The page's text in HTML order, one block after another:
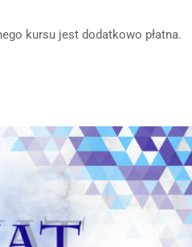
kursu jest dodatkowo płatna.